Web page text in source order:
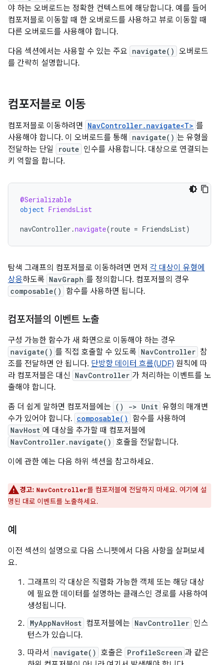
야 하는 오버로드는 정확한 컨텍스트에 해당합니다. 예를 들어
컴포저블로 이동할 때 한 오버로드를 사용하고 뷰로 이동할 때
다른 오버로드를 사용해야 합니다.
다음 섹션에서는 사용할 수 있는 주요 navigate()
오버로드
를 간략히 설명합니다.
컴포저블로 이동
컴포저블로 이동하려면 NavController.navigate<T> 를
사용해야 합니다. 이 오버로드를 통해
navigate() 는 유형을
전달하는 단일
route 인수를 사용합니다. 대상으로 연결되는
키 역할을 합니다.
@Serializable
object FriendsList
navController .navigate(route = FriendsList)
탐색 그래프의 컴포저블로 이동하려면 먼저 각 대상이 유형에
상응하도록 NavGraph 를 정의합니다. 컴포저블의 경우
composable() 함수를 사용하면 됩니다.
컴포저블의 이벤트 노출
구성 가능한 함수가 새 화면으로 이동해야 하는 경우
navigate() 를 직접 호출할 수 있도록 NavController 참
조를 전달하면 안 됩니다. 단방향 데이터 흐름(UDF) 원칙에 따
라 컴포저블은 대신 NavController 가 처리하는 이벤트를 노
출해야 합니다.
좀 더 쉽게 말하면 컴포저블에는
() -> Unit 유형의 매개변
수가 있어야 합니다. composable() 함수를 사용하여
NavHost 에 대상을 추가할 때 컴포저블에
NavController.navigate()
호출을 전달합니다.
이에 관한 예는 다음 하위 섹션을 참고하세요.
경고: NavController를 컴포저블에 전달하지 마세요. 여기에 설
명된 대로 이벤트를 노출하세요.
예
이전 섹션의 설명으로 다음 스니펫에서 다음 사항을 살펴보세
요.
그래프의 각 대상은 직렬화 가능한 객체 또는 해당 대상
에 필요한 데이터를 설명하는 클래스인 경로를 사용하여
생성됩니다.
MyAppNavHost 컴포저블에는 NavController 인스
턴스가 있습니다.
따라서
navigate() 호출은 ProfileScreen 과 같은